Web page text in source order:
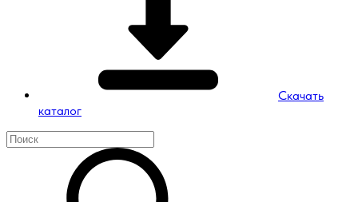
Скачать
каталог